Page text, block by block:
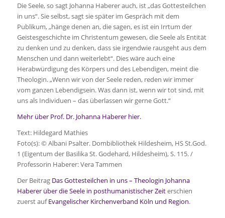
Die Seele, so sagt Johanna Haberer auch, ist „das Gottesteilchen
in uns“. Sie selbst, sagt sie später im Gespräch mit dem
Publikum, „hänge denen an, die sagen, es ist ein Irrtum der
Geistesgeschichte im Christentum gewesen, die Seele als Entität
zu denken und zu denken, dass sie irgendwie rausgeht aus dem
Menschen und dann weiterlebt“. Dies wäre auch eine
Herabwürdigung des Körpers und des Lebendigen, meint die
Theologin. „Wenn wir von der Seele reden, reden wir immer
vom ganzen Lebendigsein. Was dann ist, wenn wir tot sind, mit
uns als Individuen – das überlassen wir gerne Gott.“
Mehr über Prof. Dr. Johanna Haberer hier.
Text: Hildegard Mathies
Foto(s): © Albani Psalter. Dombibliothek Hildesheim, HS St.God.
1 (Eigentum der Basilika St. Godehard, Hildesheim), S. 115. /
Professorin Haberer: Vera Tammen
Der Beitrag Das Gottesteilchen in uns – Theologin Johanna
Haberer über die Seele in posthumanistischer Zeiterschien
zuerst aufEvangelischer Kirchenverband Köln und Region.